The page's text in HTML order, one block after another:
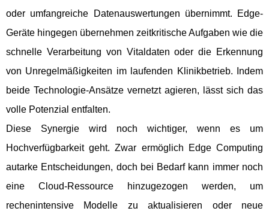
oder umfangreiche Datenauswertungen übernimmt. Edge-
Geräte hingegen übernehmen zeitkritische Aufgaben wie die
schnelle Verarbeitung von Vitaldaten oder die Erkennung
von Unregelmäßigkeiten im laufenden Klinikbetrieb. Indem
beide Technologie-Ansätze vernetzt agieren, lässt sich das
volle Potenzial entfalten.
Diese Synergie wird noch wichtiger, wenn es um
Hochverfügbarkeit geht. Zwar ermöglich Edge Computing
autarke Entscheidungen, doch bei Bedarf kann immer noch
eine Cloud-Ressource hinzugezogen werden, um
rechenintensive Modelle zu aktualisieren oder neue